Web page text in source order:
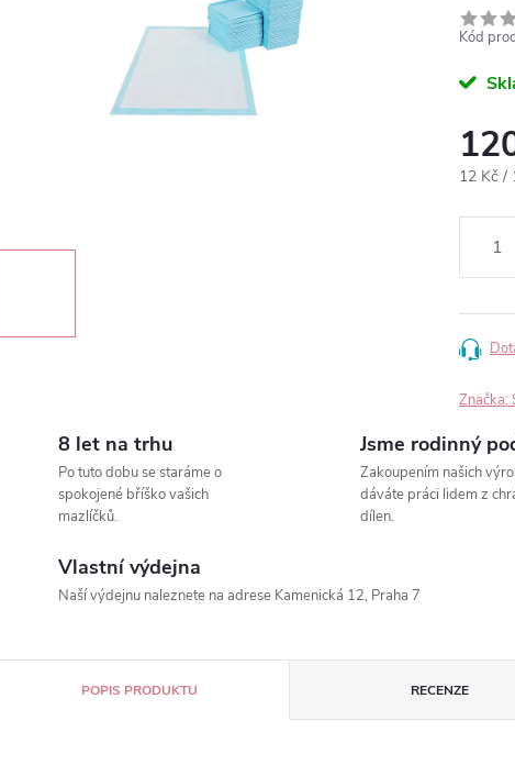
Kód
Měrná
12 Kč /
Značka:
8 let na trhu
Po tuto dobu se staráme o
spokojené bříško vašich
mazlíčků.
Jsme rodinný
Zakoupením našich
dáváte práci lidem z
dílen.
Vlastní výdejna
Naší výdejnu naleznete na adrese Kamenická 12, Praha 7
POPIS PRODUKTU RECENZE